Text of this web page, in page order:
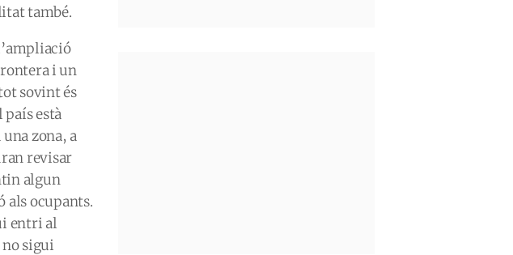
també.
i un
sovint és
està
zona, a
revisar
algun
als ocupants.
entri al
sigui